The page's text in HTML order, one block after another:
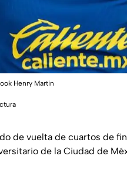
Henry Martin
de vuelta de cuartos de
de la Ciudad de